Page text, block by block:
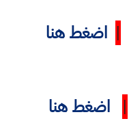
| اضغط هنا
| اضغط هنا